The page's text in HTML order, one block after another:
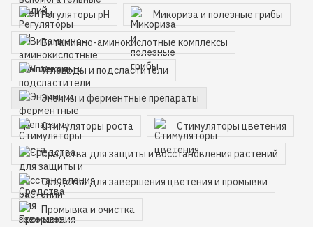
Регуляторы pH Микориза и полезные грибы
Витаминно-аминокислотные комплексы
Углеводы и подсластители
Энзимы и ферментные препараты
Стимуляторы роста Стимуляторы цветения
Средства для защиты и восстановления растений
Средства для завершения цветения и промывки
Промывка и очистка